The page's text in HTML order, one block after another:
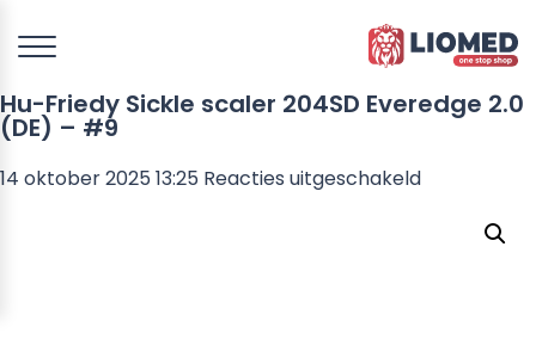
Hu-Friedy Sickle scaler 204SD Everedge 2.0
(DE) – #9
14 oktober 2025 13:25 Reacties uitgeschakeldvoor